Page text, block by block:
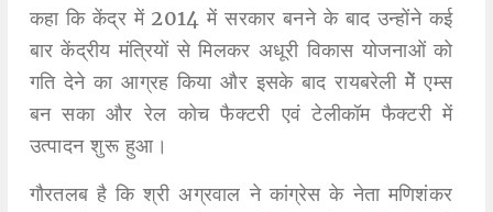
कहा कि केंद्र में 2014 में सरकार बनने के बाद उन्होंने कई
बार केंद्रीय मंत्रियों से मिलकर अधूरी विकास योजनाओं को
गति देने का आग्रह किया और इसके बाद रायबरेली मेें एम्स
बन सका और रेल कोच फैक्टरी एवं टेलीकॉम फैक्टरी में
उत्पादन शुरू हुआ।
गौरतलब है कि श्री अग्रवाल ने कांग्रेस के नेता मणिशंकर